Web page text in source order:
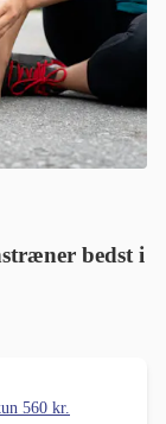
bedst i
560 kr.